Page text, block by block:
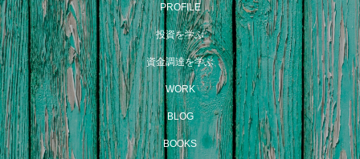
PROFILE
投資を学ぶ
資金調達を学ぶ
WORK
BLOG
BOOKS